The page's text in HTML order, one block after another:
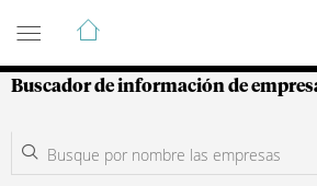
Guía de Empresas
Buscador de información de